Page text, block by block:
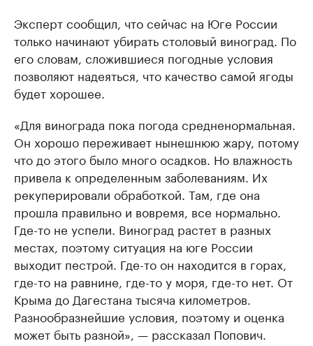
Эксперт сообщил, что сейчас на Юге России
только начинают убирать столовый виноград. По
его словам, сложившиеся погодные условия
позволяют надеяться, что качество самой ягоды
будет хорошее.
«Для винограда пока погода средненормальная.
Он хорошо переживает нынешнюю жару, потому
что до этого было много осадков. Но влажность
привела к определенным заболеваниям. Их
рекуперировали обработкой. Там, где она
прошла правильно и вовремя, все нормально.
Где-то не успели. Виноград растет в разных
местах, поэтому ситуация на юге России
выходит пестрой. Где-то он находится в горах,
где-то на равнине, где-то у моря, где-то нет. От
Крыма до Дагестана тысяча километров.
Разнообразнейшие условия, поэтому и оценка
может быть разной», — рассказал Попович.